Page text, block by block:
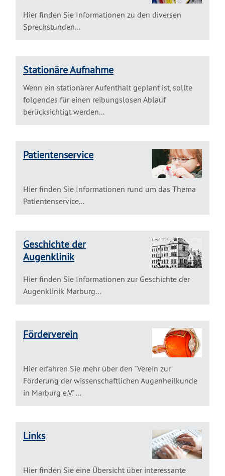
Hier finden Sie Informationen zu den diversen
Sprechstunden...
Stationäre Aufnahme
Wenn ein stationärer Aufenthalt geplant ist, sollte
folgendes für einen reibungslosen Ablauf
berücksichtigt werden...
Patientenservice
Hier finden Sie Informationen rund um das Thema
Patientenservice...
Geschichte der
Augenklinik
Hier finden Sie Informationen zur Geschichte der
Augenklinik Marburg...
Förderverein
Hier erfahren Sie mehr über den "Verein zur
Förderung der wissenschaftlichen Augenheilkunde
in Marburg e.V." ...
Links
Hier finden Sie eine Übersicht über interessante